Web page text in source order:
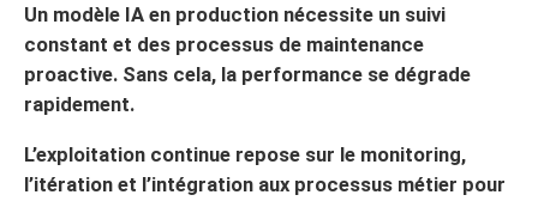
Un modèle IA en production nécessite un suivi
constant et des processus de maintenance
proactive. Sans cela, la performance se dégrade
rapidement.
L’exploitation continue repose sur le monitoring,
l’itération et l’intégration aux processus métier pour